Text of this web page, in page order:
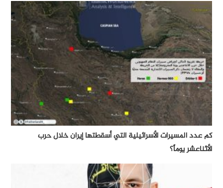
كم عدد المسيرات الأسرائيلية التي أسقطتها إيران خلال حرب
الأثناعشر يوماً؟